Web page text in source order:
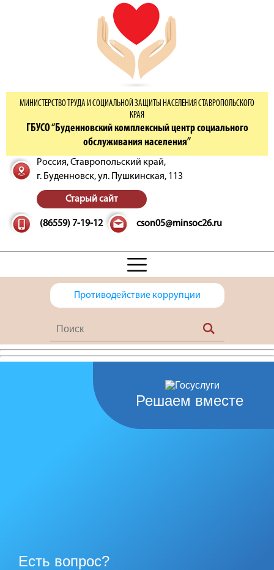
МИНИСТЕРСТВО ТРУДА И СОЦИАЛЬНОЙ ЗАЩИТЫ НАСЕЛЕНИЯ СТАВРОПОЛЬСКОГО
КРАЯ
ГБУСО “Буденновский комплексный центр социального
обслуживания населения”
Россия, Ставропольский край,
г. Буденновск,ул. Пушкинская, 113
Старый сайт
(86559) 7-19-12 cson05@minsoc26.ru
Противодействие коррупции
Решаем вместе
Есть вопрос?